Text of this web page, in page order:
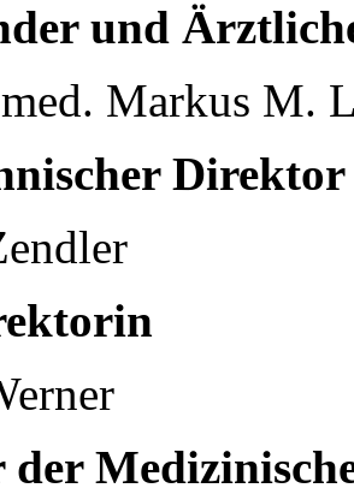
und
Markus M.
Direktor
der